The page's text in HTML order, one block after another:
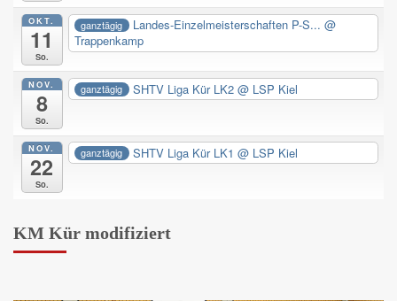
OKT.
11
So.
ganztägig Landes-Einzelmeisterschaften P-S...@
Trappenkamp
NOV.
8
So.
ganztägig SHTV Liga Kür LK2@ LSP Kiel
NOV.
22
So.
ganztägig SHTV Liga Kür LK1@ LSP Kiel
KM Kür modifiziert